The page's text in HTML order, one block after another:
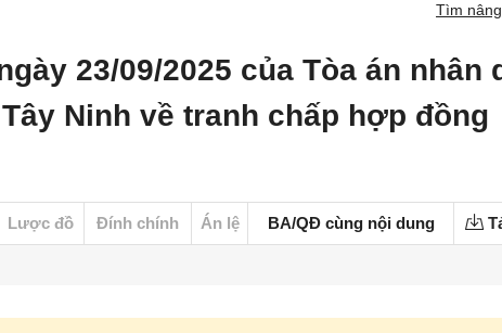
Tìm
23/09/2025 của Tòa án nhân
Ninh về tranh chấp hợp đồng
Lược đồ Đính chính Án lệ BA/QĐ cùng nội dung